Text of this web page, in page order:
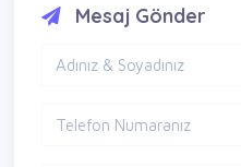
Mesaj Gönder